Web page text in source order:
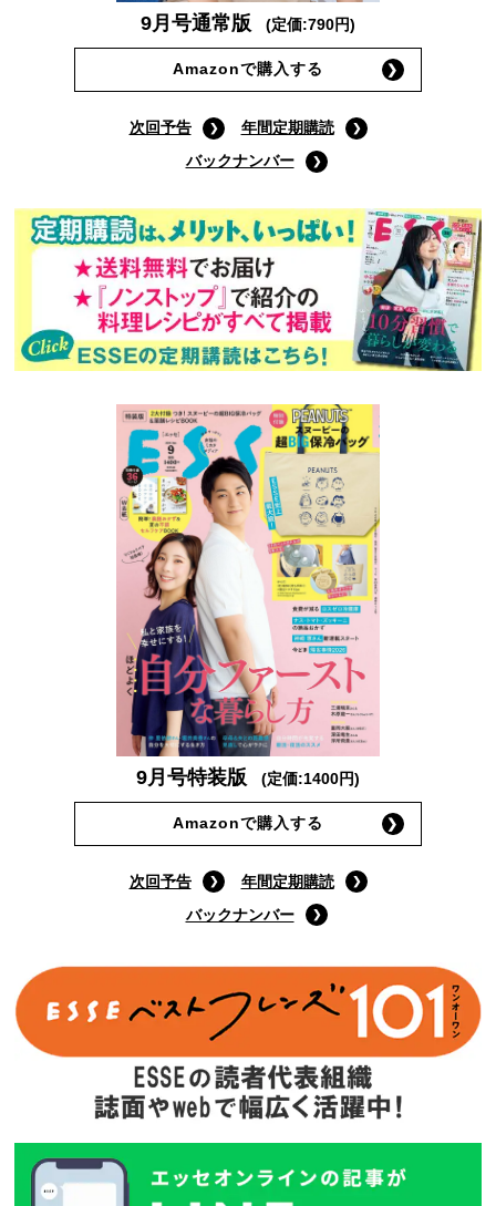
9月号通常版 (定価:790円)
Amazonで購入する
次回予告
年間定期購読
バックナンバー
9月号特装版 (定価:1400円)
Amazonで購入する
次回予告
年間定期購読
バックナンバー